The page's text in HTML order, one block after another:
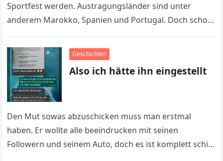
Sportfest werden. Austragungsländer sind unter
anderem Marokko, Spanien und Portugal. Doch schon
aus Marokko…
Geschichten
Also ich hätte ihn eingestellt
Den Mut sowas abzuschicken muss man erstmal
haben. Er wollte alle beeindrucken mit seinen
Followern und seinem Auto, doch es ist komplett schief